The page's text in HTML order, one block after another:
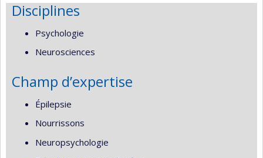
Disciplines
Psychologie
Neurosciences
Champ d’expertise
Épilepsie
Nourrissons
Neuropsychologie